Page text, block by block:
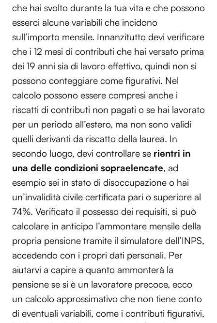
che hai svolto durante la tua vita e che possono
esserci alcune variabili che incidono
sull’importo mensile. Innanzitutto devi verificare
che i 12 mesi di contributi che hai versato prima
dei 19 anni sia di lavoro effettivo, quindi non si
possono conteggiare come figurativi. Nel
calcolo possono essere compresi anche i
riscatti di contributi non pagati o se hai lavorato
per un periodo all’estero, ma non sono validi
quelli derivanti da riscatto della laurea. In
secondo luogo, devi controllare se rientri in
una delle condizioni sopraelencate, ad
esempio sei in stato di disoccupazione o hai
un’invalidità civile certificata pari o superiore al
74%. Verificato il possesso dei requisiti, si può
calcolare in anticipo l’ammontare mensile della
propria pensione tramite il simulatore dell’INPS,
accedendo con i propri dati personali. Per
aiutarvi a capire a quanto ammonterà la
pensione se si è un lavoratore precoce, ecco
un calcolo approssimativo che non tiene conto
di eventuali variabili, come i contributi figurativi,